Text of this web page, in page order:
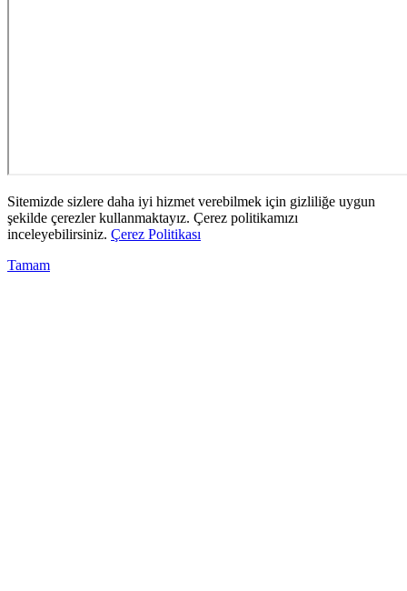
Sitemizde sizlere daha iyi hizmet verebilmek için gizliliğe uygun
şekilde çerezler kullanmaktayız. Çerez politikamızı
inceleyebilirsiniz. Çerez Politikası
Tamam